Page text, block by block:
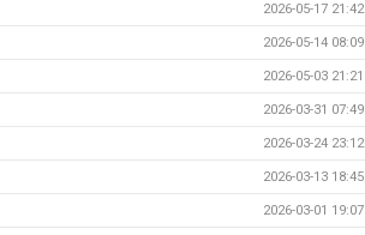
2026-05-17 21:42
2026-05-14 08:09
2026-05-03 21:21
2026-03-31 07:49
2026-03-24 23:12
2026-03-13 18:45
2026-03-01 19:07